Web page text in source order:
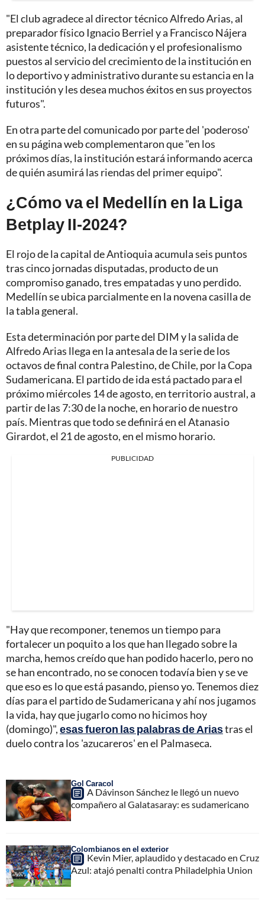
"El club agradece al director técnico Alfredo Arias, al
preparador físico Ignacio Berriel y a Francisco Nájera
asistente técnico, la dedicación y el profesionalismo
puestos al servicio del crecimiento de la institución en
lo deportivo y administrativo durante su estancia en la
institución y les desea muchos éxitos en sus proyectos
futuros".
En otra parte del comunicado por parte del 'poderoso'
en su página web complementaron que "en los
próximos días, la institución estará informando acerca
de quién asumirá las riendas del primer equipo".
¿Cómo va el Medellín en la Liga
Betplay II-2024?
El rojo de la capital de Antioquia acumula seis puntos
tras cinco jornadas disputadas, producto de un
compromiso ganado, tres empatadas y uno perdido.
Medellín se ubica parcialmente en la novena casilla de
la tabla general.
Esta determinación por parte del DIM y la salida de
Alfredo Arias llega en la antesala de la serie de los
octavos de final contra Palestino, de Chile, por la Copa
Sudamericana. El partido de ida está pactado para el
próximo miércoles 14 de agosto, en territorio austral, a
partir de las 7:30 de la noche, en horario de nuestro
país. Mientras que todo se definirá en el Atanasio
Girardot, el 21 de agosto, en el mismo horario.
PUBLICIDAD
"Hay que recomponer, tenemos un tiempo para
fortalecer un poquito a los que han llegado sobre la
marcha, hemos creído que han podido hacerlo, pero no
se han encontrado, no se conocen todavía bien y se ve
que eso es lo que está pasando, pienso yo. Tenemos diez
días para el partido de Sudamericana y ahí nos jugamos
la vida, hay que jugarlo como no hicimos hoy
(domingo)",esas fueron las palabras de Ariastras el
duelo contra los 'azucareros' en el Palmaseca.
Gol Caracol
A Dávinson Sánchez le llegó un nuevo
compañero al Galatasaray: es sudamericano
Colombianos en el exterior
Kevin Mier, aplaudido y destacado en Cruz
Azul: atajó penalti contra Philadelphia Union